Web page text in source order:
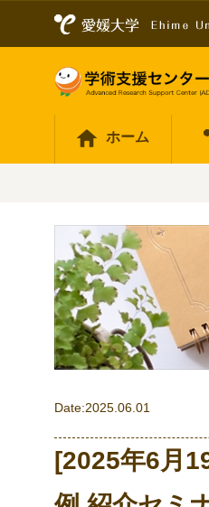
ホーム
Date:2025.06.01
[2025年6月